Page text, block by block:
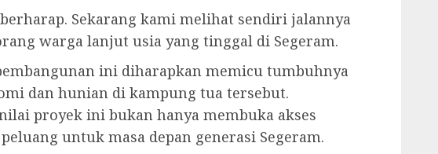
Sekarang kami melihat sendiri jalannya
warga lanjut usia yang tinggal di Segeram.
ini diharapkan memicu tumbuhnya
dan hunian di kampung tua tersebut.
proyek ini bukan hanya membuka akses
untuk masa depan generasi Segeram.